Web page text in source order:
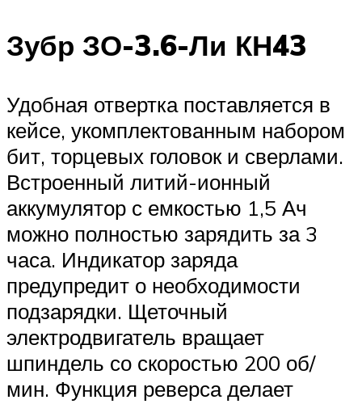
Зубр ЗО-3.6-Ли КН43
Удобная отвертка поставляется в
кейсе, укомплектованным набором
бит, торцевых головок и сверлами.
Встроенный литий-ионный
аккумулятор с емкостью 1,5 Ач
можно полностью зарядить за 3
часа. Индикатор заряда
предупредит о необходимости
подзарядки. Щеточный
электродвигатель вращает
шпиндель со скоростью 200 об/
мин. Функция реверса делает